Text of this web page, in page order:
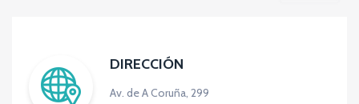
DIRECCIÓN
Av. de A Coruña, 299